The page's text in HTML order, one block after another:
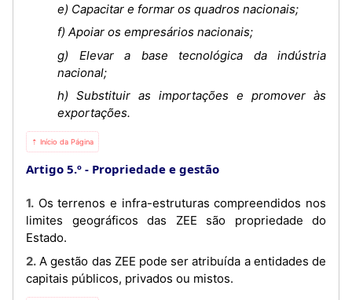
e) Capacitar e formar os quadros nacionais;
f) Apoiar os empresários nacionais;
g) Elevar a base tecnológica da indústria
nacional;
h) Substituir as importações e promover às
exportações.
⇡ Início da Página
Artigo 5.º Propriedade e gestão
1. Os terrenos e infra-estruturas compreendidos nos
limites geográficos das ZEE são propriedade do
Estado.
2. A gestão das ZEE pode ser atribuída a entidades de
capitais públicos, privados ou mistos.